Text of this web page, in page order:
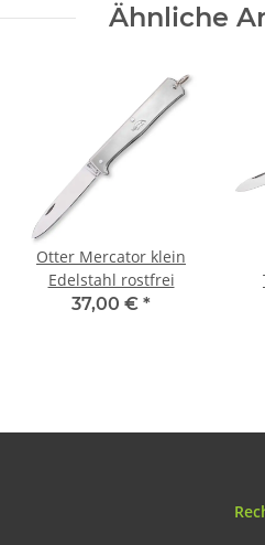
Ähnliche
Otter Mercator klein
Edelstahl rostfrei
37,00 € *